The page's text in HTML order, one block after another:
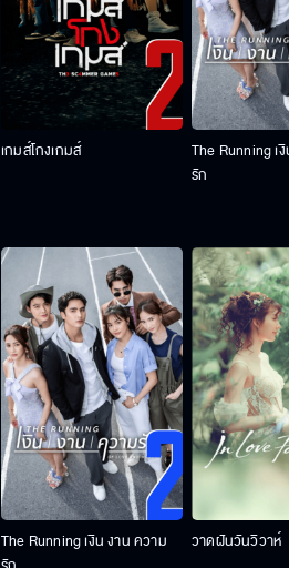
เกมส์โกงเกมส์
The Running เ
รัก
The Running เงิน งาน ความ
วาดฝันวันวิวาห์